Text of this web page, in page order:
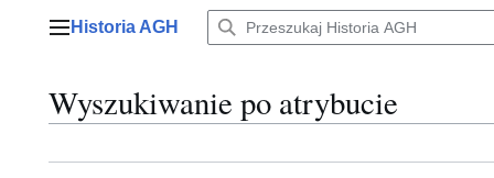
Menu główne
Historia AGH
Wyszukiwanie po atrybucie